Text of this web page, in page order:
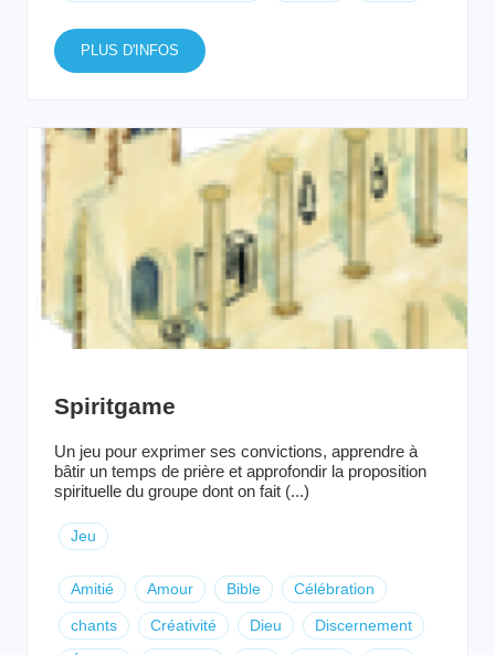
PLUS D'INFOS
Spiritgame
Un jeu pour exprimer ses convictions, apprendre à
bâtir un temps de prière et approfondir la proposition
spirituelle du groupe dont on fait (...)
Jeu
Amitié Amour Bible Célébration
chants Créativité Dieu Discernement